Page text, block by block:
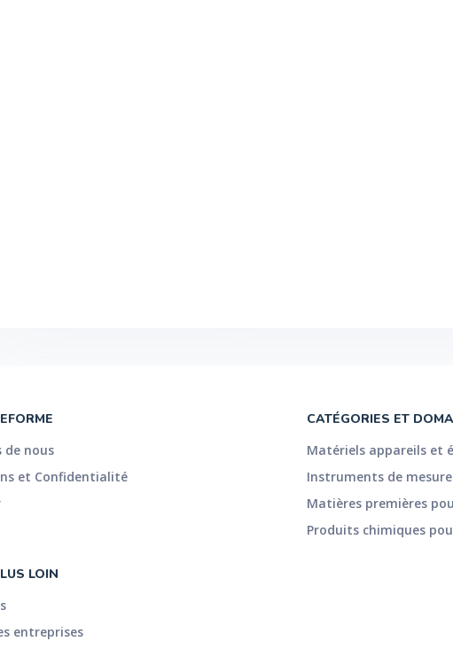
de nous
et Confidentialité
LOIN
entreprises
CATÉGORIES ET
Matériels appareils et
Instruments de mesure
Matières premières
Produits chimiques